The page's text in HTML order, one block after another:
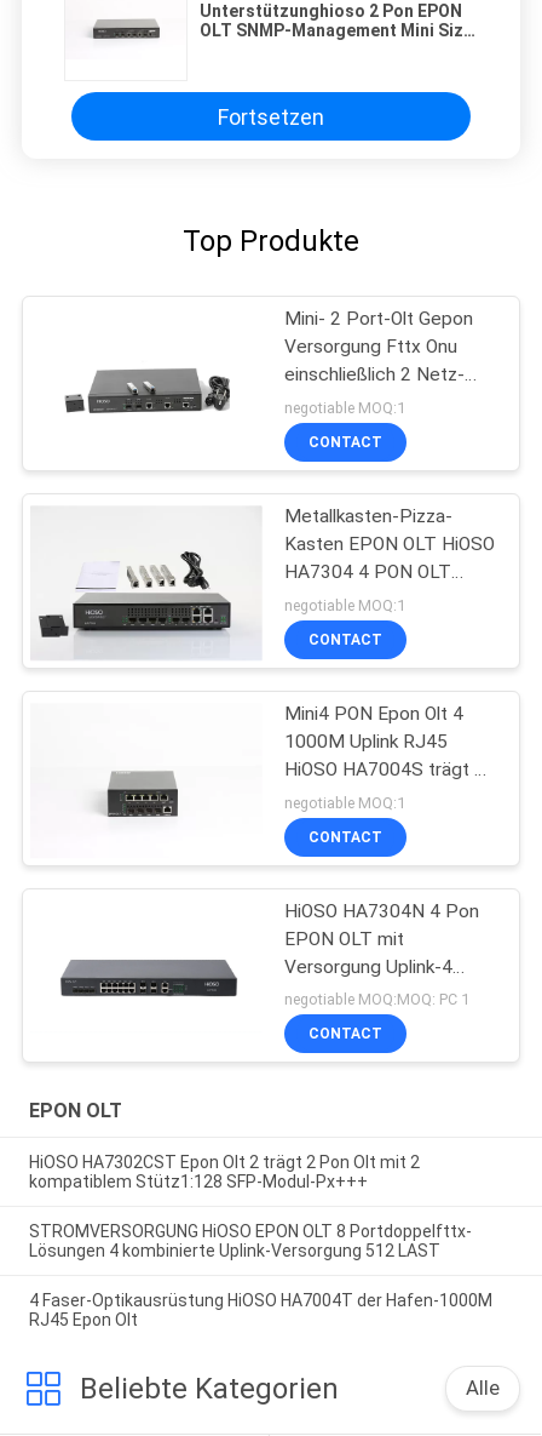
Unterstützunghioso 2 Pon EPON
OLT SNMP-Management Mini Size
Fortsetzen
Top Produkte
Mini- 2 Port-Olt Gepon
Versorgung Fttx Onu
einschließlich 2 Netz-
SNMP SFPs Px20+++
negotiable MOQ:1
CONTACT
Metallkasten-Pizza-
Kasten EPON OLT HiOSO
HA7304 4 PON OLT
AC100-240V kompatibel
mit LAST HW ZTE
negotiable MOQ:1
CONTACT
Mini4 PON Epon Olt 4
1000M Uplink RJ45
HiOSO HA7004S trägt 4
SFP DC12V OLT
kompatibel mit anderer
Marken-Last Onts
negotiable MOQ:1
CONTACT
HiOSO HA7304N 4 Pon
EPON OLT mit
Versorgung Uplink-4
Uplink +12 GEs SFP Rj45
anderes LAST
Unterstützungs-NETZ-
negotiable MOQ:MOQ: PC 1
CONTACT
EPON OLT
HiOSO HA7302CST Epon Olt 2 trägt 2 Pon Olt mit 2
kompatiblem Stütz1:128 SFP-Modul-Px+++
STROMVERSORGUNG HiOSO EPON OLT 8 Portdoppelfttx-
Lösungen 4 kombinierte Uplink-Versorgung 512 LAST
4 Faser-Optikausrüstung HiOSO HA7004T der Hafen-1000M
RJ45 Epon Olt
Beliebte Kategorien Alle